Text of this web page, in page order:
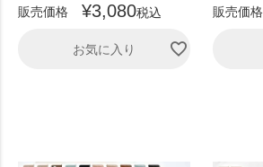
販売価格
¥3,080税込
お気に入り
販売価格